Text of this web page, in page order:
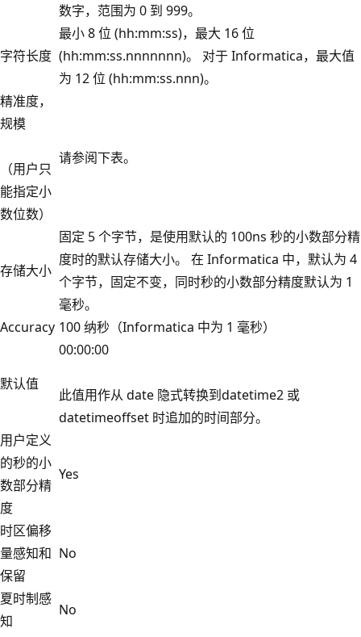
数字，范围为 0 到 999。
字符长度
最小 8 位 (hh:mm:ss)，最大 16 位
(hh:mm:ss.nnnnnnn)。 对于 Informatica，最大值
为 12 位 (hh:mm:ss.nnn)。
精准度，
规模
（用户只
能指定小
数位数）
请参阅下表。
存储大小
固定 5 个字节，是使用默认的 100ns 秒的小数部分精
度时的默认存储大小。 在 Informatica 中，默认为 4
个字节，固定不变，同时秒的小数部分精度默认为 1
毫秒。
Accuracy 100 纳秒（Informatica 中为 1 毫秒）
默认值
00:00:00
此值用作从 date 隐式转换到datetime2 或
datetimeoffset 时追加的时间部分。
用户定义
的秒的小
数部分精
度
Yes
时区偏移
量感知和
保留
No
夏时制感
知
No